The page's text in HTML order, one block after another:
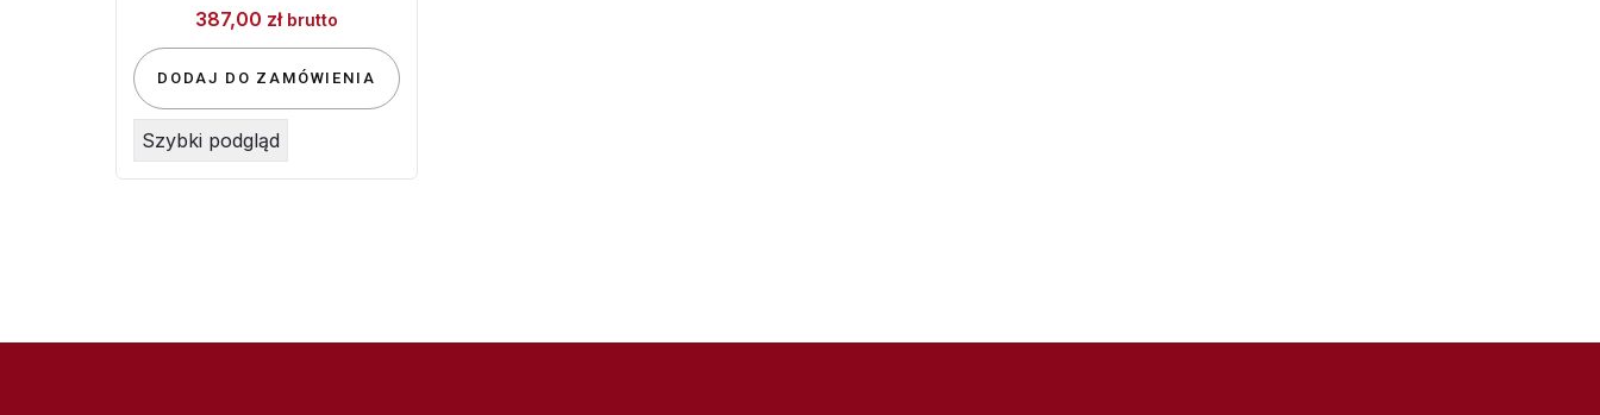
387,00 zł brutto
DODAJ DO ZAMÓWIENIA
Szybki podgląd